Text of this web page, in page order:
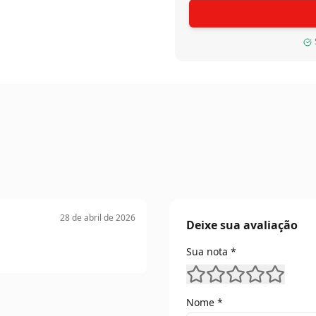
Seu acabamento
concreto, pedra natural,
28 de abril de 2026 Deixe sua avaliação
Sua nota *
Nome *